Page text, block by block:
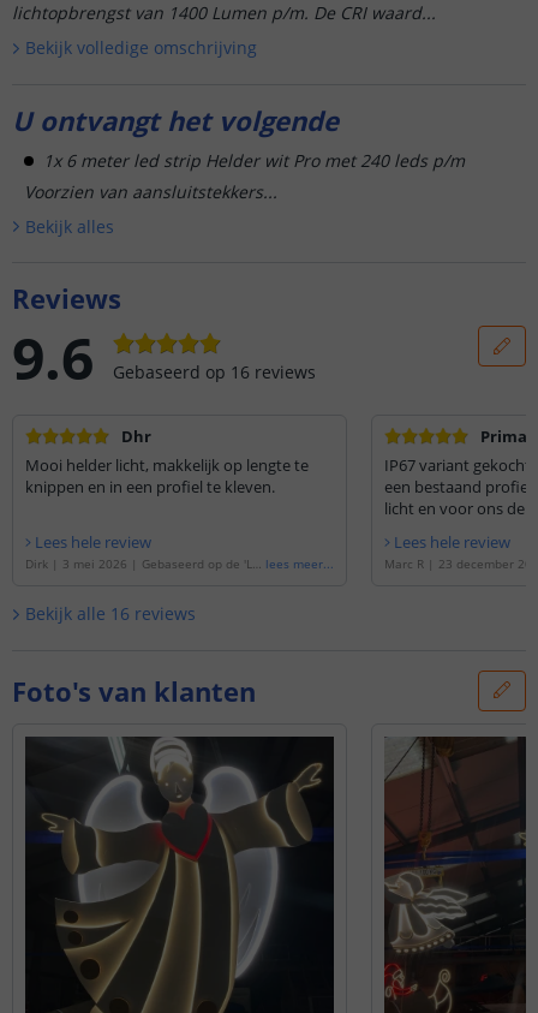
lichtopbrengst van 1400 Lumen p/m. De CRI waard...
Bekijk volledige omschrijving
U ontvangt het volgende
1x 6 meter led strip Helder wit Pro met 240 leds p/m
Voorzien van aansluitstekkers...
Bekijk alles
Reviews
9.6 Gebaseerd op 16 reviews
Dhr
Mooi helder licht, makkelijk op lengte te
knippen en in een profiel te kleven.
Lees hele review
Dirk | 3 mei 2026 | Gebaseerd op de Le
lees meer...
Prima
IP67 variant gekocht
een bestaand profiel
licht en voor ons de
Lees hele review
Marc R| 23 december
Bekijk alle 16 reviews
Foto's van klanten